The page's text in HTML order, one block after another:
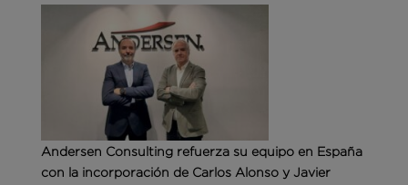
Andersen Consulting refuerza su equipo en España
con la incorporación de Carlos Alonso y Javier